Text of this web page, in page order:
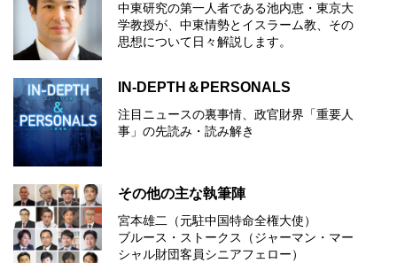
中東研究の第⼀⼈者である池内恵・東京⼤
学教授が、中東情勢とイスラーム教、その
思想について⽇々解説します。
IN-DEPTH＆PERSONALS
注目ニュースの裏事情、政官財界「重要人
事」の先読み・読み解き
その他の主な執筆陣
宮本雄二（元駐中国特命全権大使）
ブルース・ストークス（ジャーマン・マー
シャル財団客員シニアフェロー）